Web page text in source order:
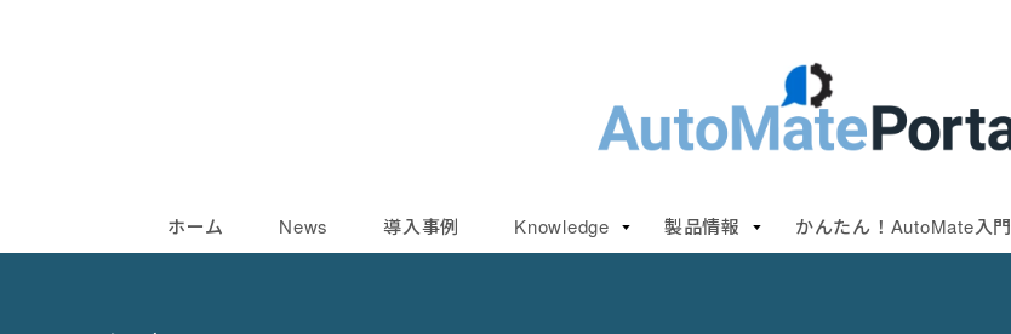
ホーム News 導入事例 Knowledge 製品情報 かんたん！AutoMate入門